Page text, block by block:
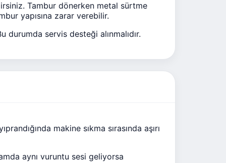
Tambur dönerken metal sürtme
yapısına zarar verebilir.
durumda servis desteği alınmalıdır.
makine sıkma sırasında aşırı
aynı vuruntu sesi geliyorsa